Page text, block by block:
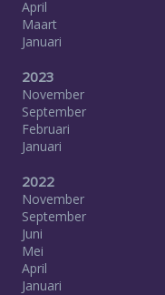
April
Maart
Januari
2023
November
September
Februari
Januari
2022
November
September
Juni
Mei
April
Januari